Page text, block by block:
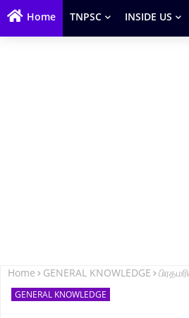
Home TNPSC INSIDE US
Home GENERAL KNOWLEDGE
GENERAL KNOWLEDGE